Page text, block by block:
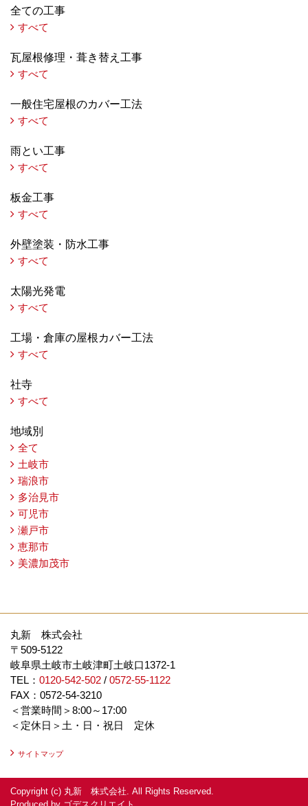
全ての工事
すべて
瓦屋根修理・葺き替え工事
すべて
一般住宅屋根のカバー工法
すべて
雨とい工事
すべて
板金工事
すべて
外壁塗装・防水工事
すべて
太陽光発電
すべて
工場・倉庫の屋根カバー工法
すべて
社寺
すべて
地域別
全て
土岐市
瑞浪市
多治見市
可児市
瀬戸市
恵那市
美濃加茂市
丸新 株式会社
〒509-5122
岐阜県土岐市土岐津町土岐口1372-1
TEL： 0120-542-502 / 0572-55-1122
FAX：0572-54-3210
＜営業時間＞8:00～17:00
＜定休日＞土・日・祝日 定休
サイトマップ
Copyright (c) 丸新 株式会社. All Rights Reserved.
Produced by ゴデスクリエイト